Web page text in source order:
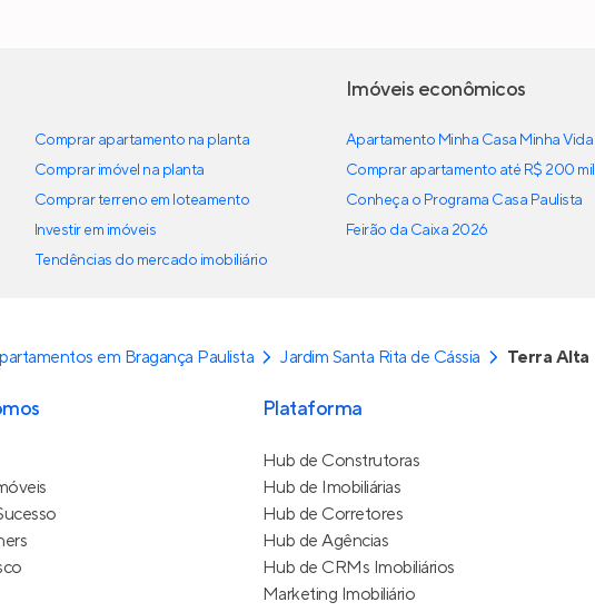
Comprar apartamento na planta
Comprar imóvel na planta
Comprar terreno em loteamento
Investir em imóveis
Tendências do mercado imobiliário
Imóveis econômicos
Apartamento Minha Casa Minha Vida
Comprar apartamento até R$ 200 mil
Conheça o Programa Casa Paulista
Feirão da Caixa 2026
em Bragança Paulista Jardim Santa Rita de Cássia Terra Alta
Plataforma
Hub de Construtoras
Hub de Imobiliárias
Hub de Corretores
Hub de Agências
Hub de CRMs Imobiliários
Marketing Imobiliário